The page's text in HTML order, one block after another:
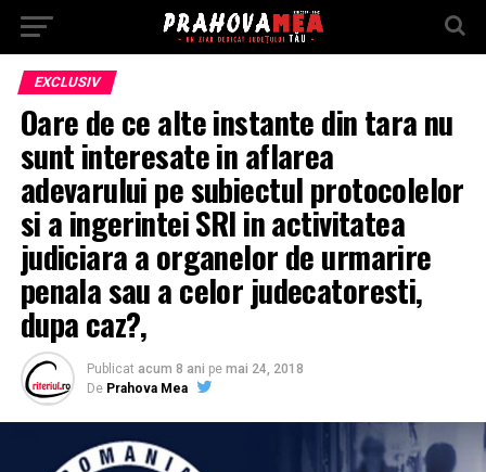
EXCLUSIV
Oare de ce alte instante din tara nu
sunt interesate in aflarea
adevarului pe subiectul protocolelor
si a ingerintei SRI in activitatea
judiciara a organelor de urmarire
penala sau a celor judecatoresti,
dupa caz?,
Publicat acum 8 ani pe mai 24, 2018
De Prahova Mea